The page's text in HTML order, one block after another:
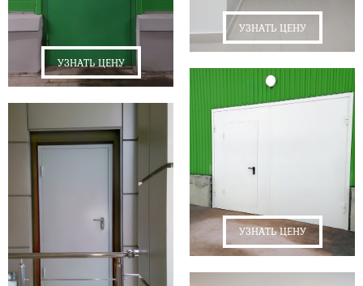
УЗНАТЬ ЦЕНУ
УЗНАТЬ ЦЕНУ
УЗНАТЬ ЦЕНУ